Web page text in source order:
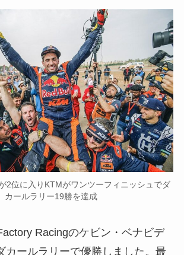
2位に入りKTMがワンツーフィニッシュでダ
カールラリー19勝を達成
Racingのケビン・ベナビデ
カールラリーで優勝しました。最